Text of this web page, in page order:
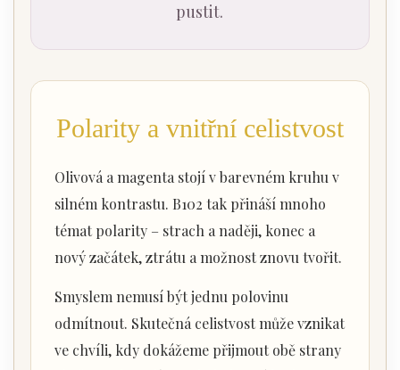
pustit.
Polarity a vnitřní celistvost
Olivová a magenta stojí v barevném kruhu v
silném kontrastu. B102 tak přináší mnoho
témat polarity – strach a naději, konec a
nový začátek, ztrátu a možnost znovu tvořit.
Smyslem nemusí být jednu polovinu
odmítnout. Skutečná celistvost může vznikat
ve chvíli, kdy dokážeme přijmout obě strany